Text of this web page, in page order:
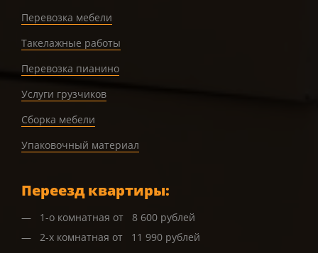
Перевозка мебели
Такелажные работы
Перевозка пианино
Услуги грузчиков
Сборка мебели
Упаковочный материал
Переезд квартиры:
1-о комнатная от 8 600 рублей
2-х комнатная от 11 990 рублей